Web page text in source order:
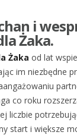
i
Żaka.
Żaka od lat
im niezbędne
co roku
liczbie
start i większe